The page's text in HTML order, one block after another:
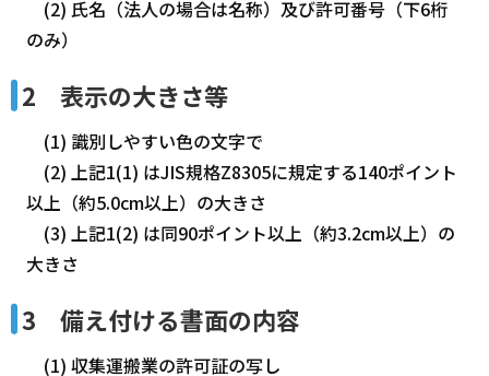
(2) 氏名（法人の場合は名称）及び許可番号（下6桁
のみ）
2 表示の大きさ等
(1) 識別しやすい色の文字で
(2) 上記1(1) はJIS規格Z8305に規定する140ポイント
以上（約5.0cm以上）の大きさ
(3) 上記1(2) は同90ポイント以上（約3.2cm以上）の
大きさ
3 備え付ける書面の内容
(1) 収集運搬業の許可証の写し